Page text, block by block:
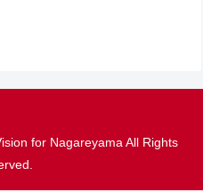
for Nagareyama All Rights